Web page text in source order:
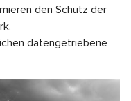
den Schutz der
datengetriebene